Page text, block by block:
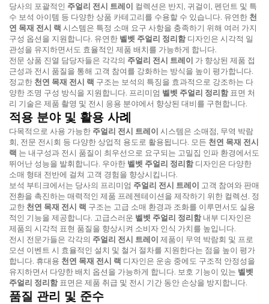
당사의 포괄적인 주얼리 전시 트레이 컬렉션은 반지, 귀걸이, 펜던트 및 특
수 보석 아이템 등 다양한 상품 카테고리를 수용할 수 있습니다. 유연한 천
연 목재 전시 랙 시스템은 특정 소매 요구 사항을 충족하기 위해 여러 가지
구성 옵션을 지원합니다. 유연한 벨벳 주얼리 정리함디자인은 시각적 일
관성을 유지하면서도 효율적인 제품 배치를 가능하게 합니다.
전문 상품 진열 담당자들은 각각의 주얼리 전시 트레이 가 향상된 제품 접
근성과 전시 품질을 통해 고객 참여를 강화하는 방식을 높이 평가합니다.
정교한 천연 목재 전시 랙 구조는 보석의 특징을 효과적으로 강조하는 다
양한 조명 구성 방식을 지원합니다. 프리미엄 벨벳 주얼리 정리함 표면 처
리 기술은 제품 촬영 및 전시 응용 분야에서 향상된 대비를 구현합니다.
적용 분야 및 활용 사례
다목적으로 사용 가능한 주얼리 전시 트레이 시스템은 소매점, 무역 박람
회, 전문 전시회 등 다양한 상업적 용도로 활용됩니다. 모든 천연 목재 전시
랙 는 내구성과 전시 품질이 최우선으로 요구되는 고밀집 인파 환경에서도
뛰어난 성능을 발휘합니다. 우아한 벨벳 주얼리 정리함디자인은 다양한
소매 형태 전반에 걸쳐 고객 경험을 향상시킵니다.
보석 부티크에서는 당사의 프리미엄 주얼리 전시 트레이 고객 참여와 판매
전환을 촉진하는 매력적인 제품 프레젠테이션을 제작하기 위한 컬렉션. 정
교한 천연 목재 전시 랙 구조는 고급 소매 환경과 조화를 이루면서도 실용
적인 기능을 제공합니다. 고급스러운 벨벳 주얼리 정리함내부 디자인은
제품의 시각적 표현 품질을 향상시켜 소비자 인식 가치를 높입니다.
전시 전문가들은 각각의 주얼리 전시 트레이 제품이 무역 박람회 및 프로
모션 이벤트 시 효율적인 설치 및 철거 절차를 지원한다는 점을 높이 평가
합니다. 휴대용 천연 목재 전시 랙 디자인은 운송 중에도 구조적 안정성을
유지하면서 다양한 배치 옵션을 가능하게 합니다. 보호 기능이 있는 벨벳
주얼리 정리함 표면은 제품 취급 및 전시 기간 동안 손상을 방지합니다.
품질 관리 및 준수